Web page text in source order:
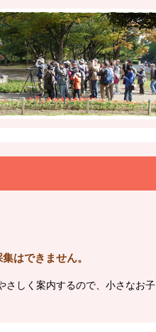
はできません。
さしく案内するので、小さなお子